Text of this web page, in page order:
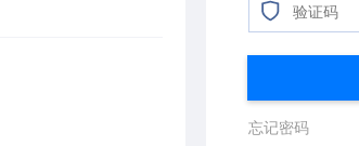
忘记密码